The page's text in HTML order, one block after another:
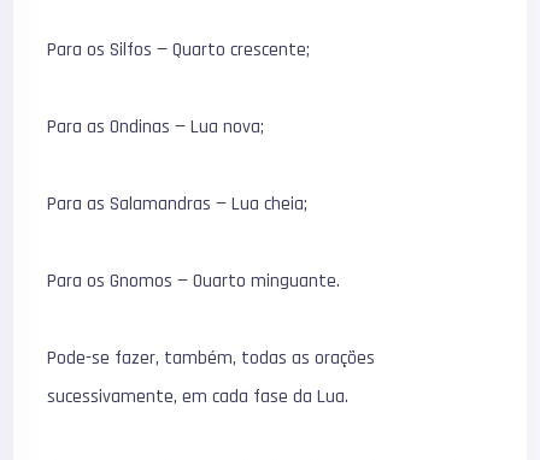
Para os Silfos — Quarto crescente;
Para as Ondinas — Lua nova;
Para as Salamandras — Lua cheia;
Para os Gnomos — Ouarto minguante.
Pode-se fazer, também, todas as orações
sucessivamente, em cada fase da Lua.